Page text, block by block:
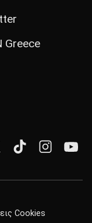
Greece
Cookies